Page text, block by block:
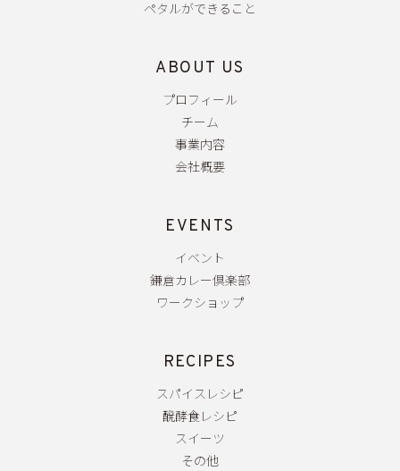
ペタルができること
ABOUT US
プロフィール
チーム
事業内容
会社概要
EVENTS
イベント
鎌倉カレー倶楽部
ワークショップ
RECIPES
スパイスレシピ
醗酵食レシピ
スイーツ
その他